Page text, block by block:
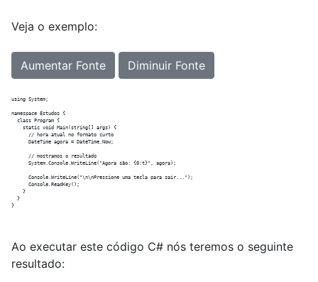
Veja o exemplo:
Aumentar Fonte Diminuir Fonte
using System;
namespace Estudos {
  class Program {
    static void Main(string[] args) {
      // hora atual no formato curto
      DateTime agora = DateTime.Now;
      // mostramos o resultado
      System.Console.WriteLine("Agora são: {0:t}", agora);
      Console.WriteLine("\n\nPressione uma tecla para sair...");
      Console.ReadKey();
    }
  }
Ao executar este código C# nós teremos o seguinte
resultado: